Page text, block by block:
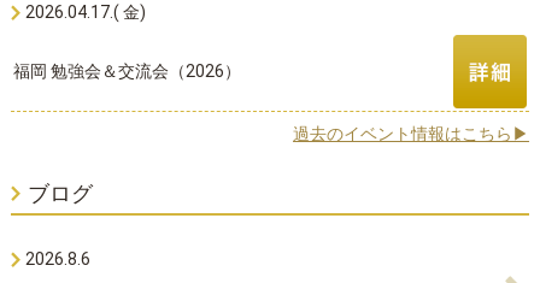
2026.04.17.( 金)
福岡 勉強会＆交流会（2026）
過去のイベント情報はこちら▶
ブログ
2026.8.6